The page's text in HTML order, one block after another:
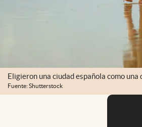
Eligieron una ciudad española como
Fuente: Shutterstock